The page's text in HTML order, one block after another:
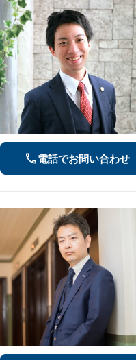
電話でお問い合わせ